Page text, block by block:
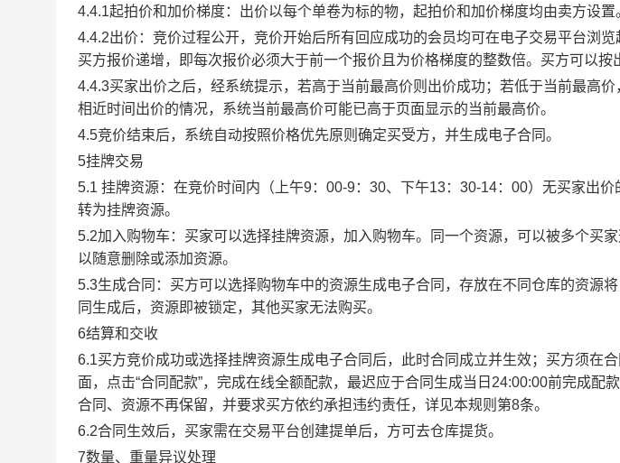
4.4.1起拍价和加价梯度：出价以每个单卷为标的物，起拍价和加价梯度均由卖方设置
4.4.2出价：竞价过程公开，竞价开始后所有回应成功的会员均可在电子交易平台浏览
买方报价递增，即每次报价必须大于前一个报价且为价格梯度的整数倍。买方可以按
4.4.3买家出价之后，经系统提示，若高于当前最高价则出价成功；若低于当前最高
相近时间出价的情况，系统当前最高价可能已高于页面显示的当前最高价。
4.5竞价结束后，系统自动按照价格优先原则确定买受方，并生成电子合同。
5挂牌交易
5.1 挂牌资源：在竞价时间内（上午9：00-9：30、下午13：30-14：00）无买家出
转为挂牌资源。
5.2加入购物车：买家可以选择挂牌资源，加入购物车。同一个资源，可以被多个买
以随意删除或添加资源。
5.3生成合同：买方可以选择购物车中的资源生成电子合同，存放在不同仓库的资源
同生成后，资源即被锁定，其他买家无法购买。
6结算和交收
6.1买方竞价成功或选择挂牌资源生成电子合同后，此时合同成立并生效；买方须在
面，点击“合同配款”，完成在线全额配款，最迟应于合同生成当日24:00:00前完成配
合同、资源不再保留，并要求买方依约承担违约责任，详见本规则第8条。
6.2合同生效后，买家需在交易平台创建提单后，方可去仓库提货。
7数量、重量异议处理